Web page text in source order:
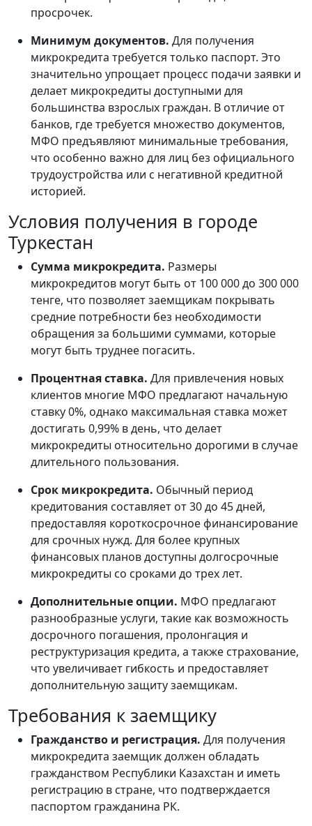
просрочек.
Минимум документов. Для получения
микрокредита требуется только паспорт. Это
значительно упрощает процесс подачи заявки и
делает микрокредиты доступными для
большинства взрослых граждан. В отличие от
банков, где требуется множество документов,
МФО предъявляют минимальные требования,
что особенно важно для лиц без официального
трудоустройства или с негативной кредитной
историей.
Условия получения в городе
Туркестан
Сумма микрокредита. Размеры
микрокредитов могут быть от 100 000 до 300 000
тенге, что позволяет заемщикам покрывать
средние потребности без необходимости
обращения за большими суммами, которые
могут быть труднее погасить.
Процентная ставка. Для привлечения новых
клиентов многие МФО предлагают начальную
ставку 0%, однако максимальная ставка может
достигать 0,99% в день, что делает
микрокредиты относительно дорогими в случае
длительного пользования.
Срок микрокредита. Обычный период
кредитования составляет от 30 до 45 дней,
предоставляя короткосрочное финансирование
для срочных нужд. Для более крупных
финансовых планов доступны долгосрочные
микрокредиты со сроками до трех лет.
Дополнительные опции. МФО предлагают
разнообразные услуги, такие как возможность
досрочного погашения, пролонгация и
реструктуризация кредита, а также страхование,
что увеличивает гибкость и предоставляет
дополнительную защиту заемщикам.
Требования к заемщику
Гражданство и регистрация. Для получения
микрокредита заемщик должен обладать
гражданством Республики Казахстан и иметь
регистрацию в стране, что подтверждается
паспортом гражданина РК.